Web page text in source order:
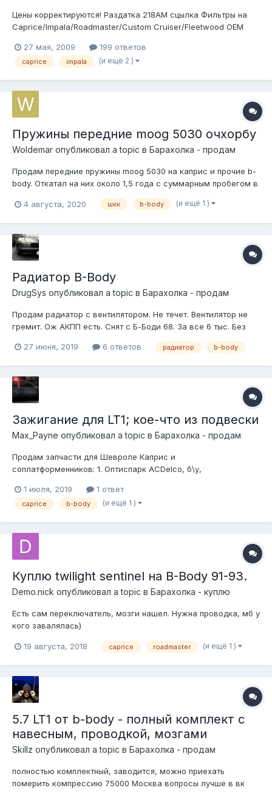
Цены корректируются! Раздатка 218AM сцылка Фильтры на
Caprice/Impala/Roadmaster/Custom Cruiser/Fleetwood OEM
пластиковым крестиком, одним посредине GM # 52453695
Цена 1000руб/шт Колпаки оригинальные 4шт, НОВЫЕ!
27 мая, 2009 199 ответов
caprice impala (и ещё 2 )
Пружины передние moog 5030 очхорбу
Woldemar опубликовал a topic в Барахолка - продам
Продам передние пружины moog 5030 на каприс и прочие b-
body. Откатал на них около 1,5 года с суммарным пробегом в
абсолютно все в порядке, не просели, но захотелось
минимальный.
4 августа, 2020 шкк b-body (и ещё 1 )
Радиатор B-Body
DrugSys опубликовал a topic в Барахолка - продам
Продам радиатор с вентилятором. Не течет. Вентилятор не
гремит. Ож АКПП есть. Снят с Б-Боди 68. За все 6 тыс. Без
27 июня, 2019
6 ответов радиатор b-body
Зажигание для LT1; кое-что из подвески
Max_Payne опубликовал a topic в Барахолка - продам
Продам запчасти для Шевроле Каприс и
соплатформенников: 1. Оптиспарк ACDelco, б\у,
датчиком Mitsubishi. 6500 р. 2. Шланги вентиляции
оптиспарка, б\у, 900 р. 3. ECM,...
1 июля, 2019 1 ответ
caprice b-body (и ещё 1 )
Куплю twilight sentinel на B-Body 91-93.
Demo.nick опубликовал a topic в Барахолка - куплю
Есть сам переключатель, мозги нашел. Нужна проводка, мб у
кого завалялась)
19 августа, 2018 caprice roadmaster (и ещё 1 )
5.7 LT1 от b-body - полный комплект с
навесным, проводкой, мозгами
Skillz опубликовал a topic в Барахолка - продам
полностью комплектный, заводится, можно приехать
померить компрессию 75000 Москва вопросы лучше в вк